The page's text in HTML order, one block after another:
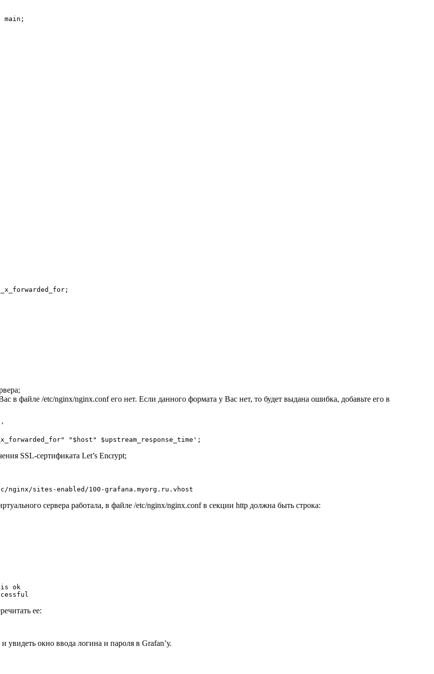
main;
в файле /etc/nginx/nginx.conf его нет. Если данного формата у Вас нет, то будет выдана ошибка, добавьте его в
'
SSL-сертификата Let’s Encrypt;
сервера работала, в файле /etc/nginx/nginx.conf в секции http должна быть строка:
ok
ее:
окно ввода логина и пароля в Grafan’у.